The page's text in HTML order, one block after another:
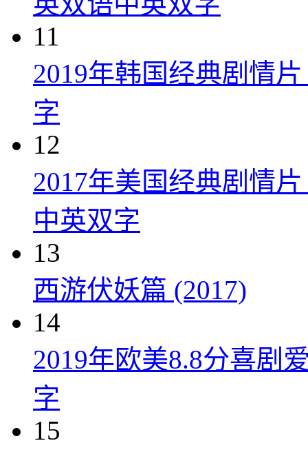
11
2019年韩国经典剧情
字
12
2017年美国经典剧情
中英双字
13
西游伏妖篇 (2017)
14
2019年欧美8.8分喜剧
字
15